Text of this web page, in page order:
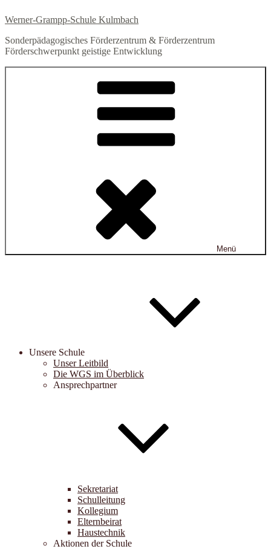
Inhalt
Werner-Grampp-Schule Kulmbach
Sonderpädagogisches Förderzentrum & Förderzentrum
Förderschwerpunkt geistige Entwicklung
Menü
Unsere Schule
Unser Leitbild
Die WGS im Überblick
Ansprechpartner
Sekretariat
Schulleitung
Kollegium
Elternbeirat
Haustechnik
Aktionen der Schule